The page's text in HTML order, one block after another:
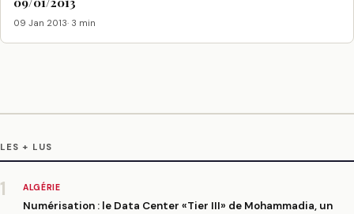
09 Jan 2013· 3 min
LES + LUS
1 ALGÉRIE
Numérisation : le Data Center «Tier III» de Mohammadia, un